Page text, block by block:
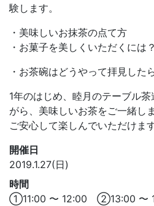
験します。
・美味しいお抹茶の点て方
・お菓子を美しくいただくには？
・お茶碗はどうやって拝見した
1年のはじめ、睦月のテーブル
がら、美味しいお茶をご一緒し
ご安心して楽しんでいただけます
開催日
2019.1.27(日)
時間
①11:00 〜 12:00 ②13:00 〜